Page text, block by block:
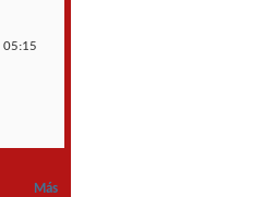
05:15
Más